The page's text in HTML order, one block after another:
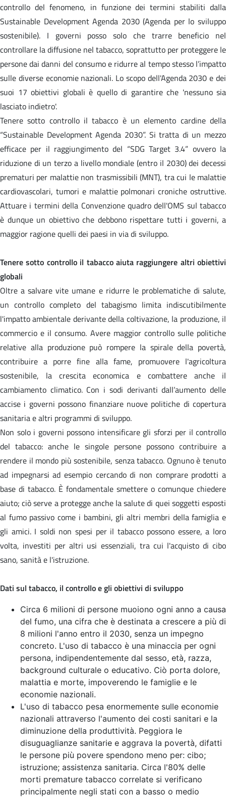
controllo del fenomeno, in funzione dei termini stabiliti dalla
Sustainable Development Agenda 2030 (Agenda per lo sviluppo
sostenibile). I governi posso solo che trarre beneficio nel
controllare la diffusione nel tabacco, soprattutto per proteggere le
persone dai danni del consumo e ridurre al tempo stesso l’impatto
sulle diverse economie nazionali. Lo scopo dell'Agenda 2030 e dei
suoi 17 obiettivi globali è quello di garantire che 'nessuno sia
lasciato indietro'.
Tenere sotto controllo il tabacco è un elemento cardine della
“Sustainable Development Agenda 2030”. Si tratta di un mezzo
efficace per il raggiungimento del “SDG Target 3.4” ovvero la
riduzione di un terzo a livello mondiale (entro il 2030) dei decessi
prematuri per malattie non trasmissibili (MNT), tra cui le malattie
cardiovascolari, tumori e malattie polmonari croniche ostruttive.
Attuare i termini della Convenzione quadro dell'OMS sul tabacco
è dunque un obiettivo che debbono rispettare tutti i governi, a
maggior ragione quelli dei paesi in via di sviluppo.
Tenere sotto controllo il tabacco aiuta raggiungere altri obiettivi
globali
Oltre a salvare vite umane e ridurre le problematiche di salute,
un controllo completo del tabagismo limita indiscutibilmente
l'impatto ambientale derivante della coltivazione, la produzione, il
commercio e il consumo. Avere maggior controllo sulle politiche
relative alla produzione può rompere la spirale della povertà,
contribuire a porre fine alla fame, promuovere l'agricoltura
sostenibile, la crescita economica e combattere anche il
cambiamento climatico. Con i sodi derivanti dall’aumento delle
accise i governi possono finanziare nuove politiche di copertura
sanitaria e altri programmi di sviluppo.
Non solo i governi possono intensificare gli sforzi per il controllo
del tabacco: anche le singole persone possono contribuire a
rendere il mondo più sostenibile, senza tabacco. Ognuno è tenuto
ad impegnarsi ad esempio cercando di non comprare prodotti a
base di tabacco. È fondamentale smettere o comunque chiedere
aiuto; ciò serve a protegge anche la salute di quei soggetti esposti
al fumo passivo come i bambini, gli altri membri della famiglia e
gli amici. I soldi non spesi per il tabacco possono essere, a loro
volta, investiti per altri usi essenziali, tra cui l'acquisto di cibo
sano, sanità e l'istruzione.
Dati sul tabacco, il controllo e gli obiettivi di sviluppo
Circa 6 milioni di persone muoiono ogni anno a causa
del fumo, una cifra che è destinata a crescere a più di
8 milioni l'anno entro il 2030, senza un impegno
concreto. L'uso di tabacco è una minaccia per ogni
persona, indipendentemente dal sesso, età, razza,
background culturale o educativo. Ciò porta dolore,
malattia e morte, impoverendo le famiglie e le
economie nazionali.
L'uso di tabacco pesa enormemente sulle economie
nazionali attraverso l'aumento dei costi sanitari e la
diminuzione della produttività. Peggiora le
disuguaglianze sanitarie e aggrava la povertà, difatti
le persone più povere spendono meno per: cibo;
istruzione; assistenza sanitaria. Circa l'80% delle
morti premature tabacco correlate si verificano
principalmente negli stati con a basso o medio